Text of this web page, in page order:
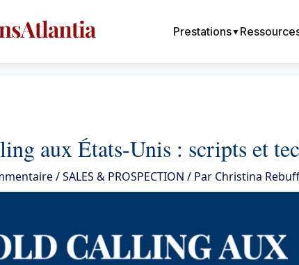
Prestations▼
aux États-Unis : scripts et
/SALES & PROSPECTION / Par Christina